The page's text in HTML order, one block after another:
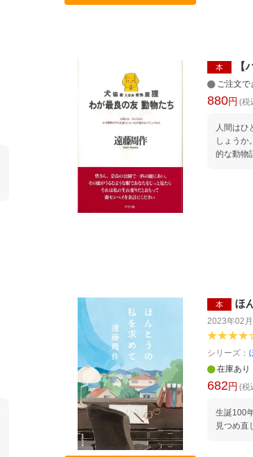
本 【
ご注文で
880円 (税
人間はひ
しょうか
的な動物
本 ほ
2023年02
シリーズ：
在庫あり
682円 (税
生誕100
見つめ直